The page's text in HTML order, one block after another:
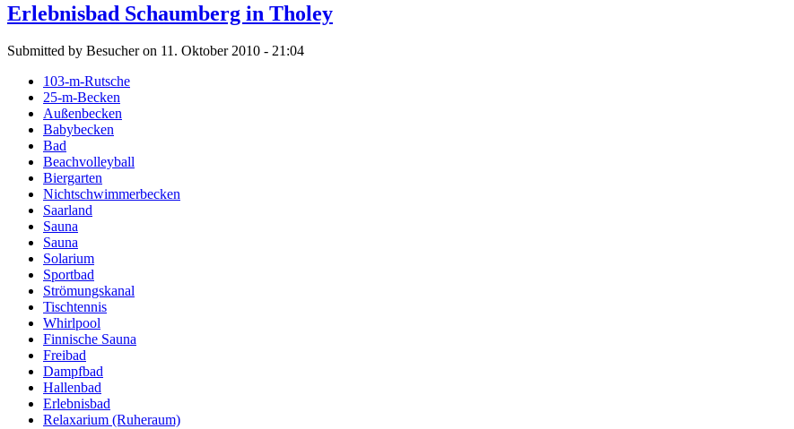
Erlebnisbad Schaumberg in Tholey
Submitted by Besucher on 11. Oktober 2010 - 21:04
103-m-Rutsche
25-m-Becken
Außenbecken
Babybecken
Bad
Beachvolleyball
Biergarten
Nichtschwimmerbecken
Saarland
Sauna
Sauna
Solarium
Sportbad
Strömungskanal
Tischtennis
Whirlpool
Finnische Sauna
Freibad
Dampfbad
Hallenbad
Erlebnisbad
Relaxarium (Ruheraum)